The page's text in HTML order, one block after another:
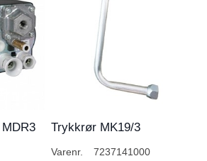
Trykkrør MK19/3
Varenr. 7237141000